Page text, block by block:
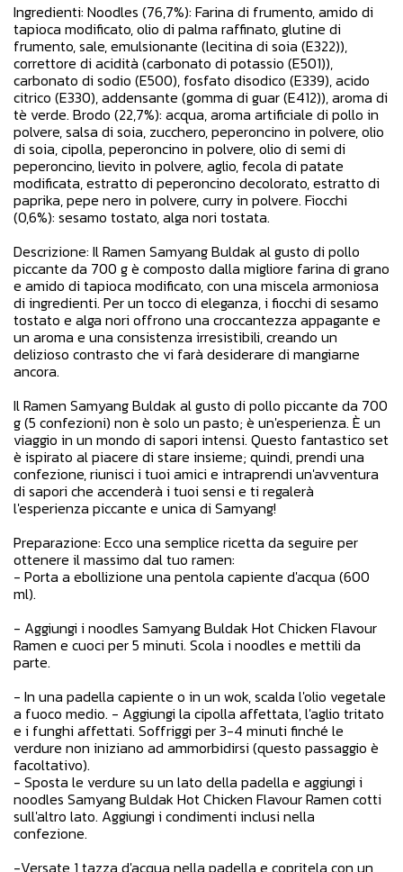
Ingredienti: Noodles (76,7%): Farina di frumento, amido di
tapioca modificato, olio di palma raffinato, glutine di
frumento, sale, emulsionante (lecitina di soia (E322)),
correttore di acidità (carbonato di potassio (E501)),
carbonato di sodio (E500), fosfato disodico (E339), acido
citrico (E330), addensante (gomma di guar (E412)), aroma di
tè verde. Brodo (22,7%): acqua, aroma artificiale di pollo in
polvere, salsa di soia, zucchero, peperoncino in polvere, olio
di soia, cipolla, peperoncino in polvere, olio di semi di
peperoncino, lievito in polvere, aglio, fecola di patate
modificata, estratto di peperoncino decolorato, estratto di
paprika, pepe nero in polvere, curry in polvere. Fiocchi
(0,6%): sesamo tostato, alga nori tostata.
Descrizione: Il Ramen Samyang Buldak al gusto di pollo
piccante da 700 g è composto dalla migliore farina di grano
e amido di tapioca modificato, con una miscela armoniosa
di ingredienti. Per un tocco di eleganza, i fiocchi di sesamo
tostato e alga nori offrono una croccantezza appagante e
un aroma e una consistenza irresistibili, creando un
delizioso contrasto che vi farà desiderare di mangiarne
ancora.
Il Ramen Samyang Buldak al gusto di pollo piccante da 700
g (5 confezioni) non è solo un pasto; è un'esperienza. È un
viaggio in un mondo di sapori intensi. Questo fantastico set
è ispirato al piacere di stare insieme; quindi, prendi una
confezione, riunisci i tuoi amici e intraprendi un'avventura
di sapori che accenderà i tuoi sensi e ti regalerà
l'esperienza piccante e unica di Samyang!
Preparazione: Ecco una semplice ricetta da seguire per
ottenere il massimo dal tuo ramen:
- Porta a ebollizione una pentola capiente d'acqua (600
ml).
- Aggiungi i noodles Samyang Buldak Hot Chicken Flavour
Ramen e cuoci per 5 minuti. Scola i noodles e mettili da
parte.
- In una padella capiente o in un wok, scalda l'olio vegetale
a fuoco medio. - Aggiungi la cipolla affettata, l'aglio tritato
e i funghi affettati. Soffriggi per 3-4 minuti finché le
verdure non iniziano ad ammorbidirsi (questo passaggio è
facoltativo).
- Sposta le verdure su un lato della padella e aggiungi i
noodles Samyang Buldak Hot Chicken Flavour Ramen cotti
sull'altro lato. Aggiungi i condimenti inclusi nella
confezione.
-Versate 1 tazza d'acqua nella padella e copritela con un